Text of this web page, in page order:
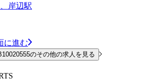
岸辺駅
に進む
のその他の求人を見る